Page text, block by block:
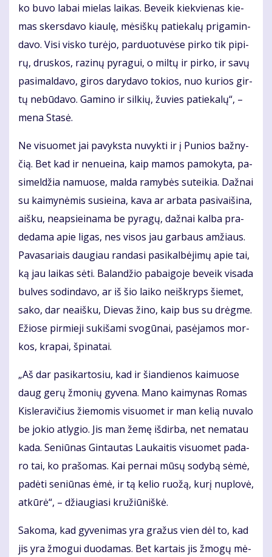
ko bu­vo la­bai mie­las lai­kas. Be­veik kiek­vie­nas kie­
mas skers­da­vo kiau­lę, mė­siš­kų pa­tie­ka­lų pri­ga­min­
da­vo. Vi­si vis­ko tu­rė­jo, par­duo­tu­vė­se pir­ko tik pi­pi­
rų, drus­kos, ra­zi­nų py­ra­gui, o mil­tų ir pir­ko, ir sa­vų
pa­si­mal­da­vo, gi­ros da­ry­da­vo to­kios, nuo ku­rios gir­
tų ne­bū­da­vo. Ga­mi­no ir sil­kių, žu­vies pa­tie­ka­lų“, –
me­na Sta­sė.
Ne vi­suo­met jai pa­vyks­ta nu­vyk­ti ir į Pu­nios baž­ny­
čią. Bet kad ir ne­nu­ei­na, kaip ma­mos pa­mo­ky­ta, pa­
si­mel­džia na­muo­se, mal­da ra­my­bės su­tei­kia. Daž­nai
su kai­my­nė­mis su­si­ei­na, ka­va ar ar­ba­ta pa­si­vai­ši­na,
aiš­ku, neap­si­ei­na­ma be py­ra­gų, daž­nai kal­ba pra­
de­da­ma apie li­gas, nes vi­sos jau gar­baus am­žiaus.
Pa­va­sa­riais dau­giau ran­da­si pa­si­kal­bė­ji­mų apie tai,
ką jau lai­kas sė­ti. Ba­lan­džio pa­bai­go­je be­veik vi­sa­da
bul­ves so­din­da­vo, ar iš šio lai­ko ne­iš­kryps šie­met,
sa­ko, dar ne­aiš­ku, Die­vas ži­no, kaip bus su drėg­me.
Ežio­se pir­mie­ji su­ki­ša­mi svo­gū­nai, pa­sė­ja­mos mor­
kos, kra­pai, špi­na­tai.
„Aš dar pa­si­kar­to­siu, kad ir šian­die­nos kai­muo­se
daug ge­rų žmo­nių gy­ve­na. Ma­no kai­my­nas Ro­mas
Kis­le­ra­vi­čius žie­mo­mis vi­suo­met ir man ke­lią nu­va­lo
be jo­kio at­ly­gio. Jis man že­mę iš­dir­ba, net ne­ma­tau
ka­da. Se­niū­nas Gin­tau­tas Lau­kai­tis vi­suo­met pa­da­
ro tai, ko pra­šo­mas. Kai per­nai mū­sų so­dy­bą sė­mė,
pa­dė­ti se­niū­nas ėmė, ir tą ke­lio ruo­žą, ku­rį nu­plo­vė,
at­kū­rė“, – džiau­gia­si kru­žiū­niš­kė.
Sa­ko­ma, kad gy­ve­ni­mas yra gra­žus vien dėl to, kad
jis yra žmo­gui duo­da­mas. Bet kar­tais jis žmo­gų mė­